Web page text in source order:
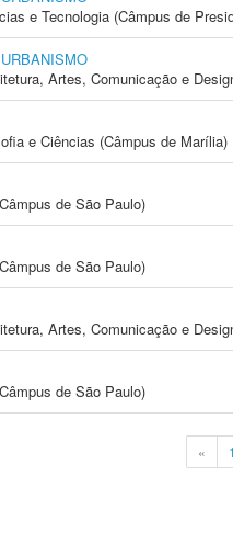
e Tecnologia (Câmpus de
Artes, Comunicação e
e Ciências (Câmpus de Marília)
de São Paulo)
de São Paulo)
Artes, Comunicação e
de São Paulo)
« 1